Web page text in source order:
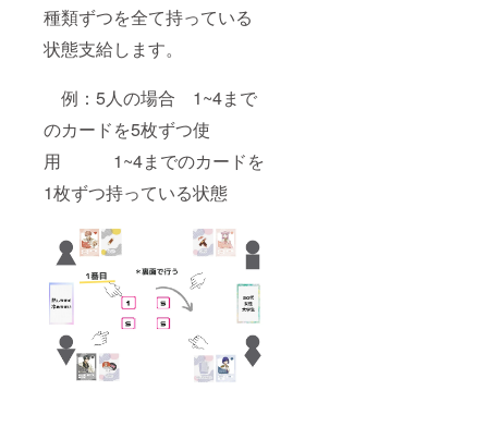
種類ずつを全て持っている
状態支給します。
例：5人の場合 1~4まで
のカードを5枚ずつ使
用 1~4までのカードを
1枚ずつ持っている状態